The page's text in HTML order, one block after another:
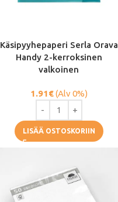
Käsipyyhepaperi Serla Orava
Handy 2-kerroksinen
valkoinen
1.91€(Alv 0%)
LISÄÄ OSTOSKORIIN